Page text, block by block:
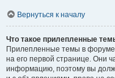
Вернуться к началу
Что такое прилепленные
Прилепленные темы в форуме
на его первой странице. Они
информацию, поэтому вы